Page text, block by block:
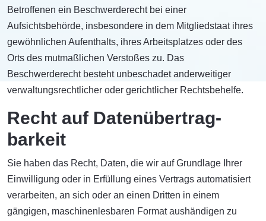
Betroffenen ein Beschwerderecht bei einer
Aufsichtsbehörde, insbesondere in dem Mitgliedstaat ihres
gewöhnlichen Aufenthalts, ihres Arbeitsplatzes oder des
Orts des mutmaßlichen Verstoßes zu. Das
Beschwerderecht besteht unbeschadet anderweitiger
verwaltungsrechtlicher oder gerichtlicher Rechtsbehelfe.
Recht auf Daten­übertrag­
barkeit
Sie haben das Recht, Daten, die wir auf Grundlage Ihrer
Einwilligung oder in Erfüllung eines Vertrags automatisiert
verarbeiten, an sich oder an einen Dritten in einem
gängigen, maschinenlesbaren Format aushändigen zu